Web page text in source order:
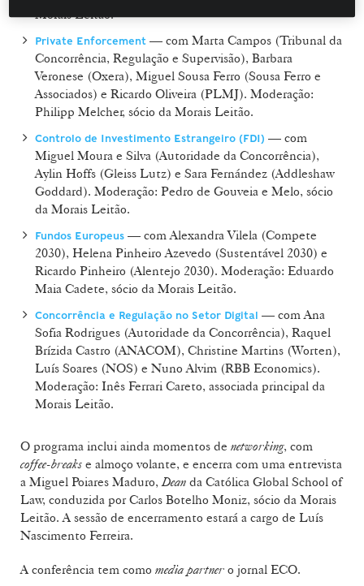
Morais Leitão.
Private Enforcement — com Marta Campos (Tribunal da
Concorrência, Regulação e Supervisão), Barbara
Veronese (Oxera), Miguel Sousa Ferro (Sousa Ferro e
Associados) e Ricardo Oliveira (PLMJ). Moderação:
Philipp Melcher, sócio da Morais Leitão.
Controlo de Investimento Estrangeiro (FDI) — com
Miguel Moura e Silva (Autoridade da Concorrência),
Aylin Hoffs (Gleiss Lutz) e Sara Fernández (Addleshaw
Goddard). Moderação: Pedro de Gouveia e Melo, sócio
da Morais Leitão.
Fundos Europeus — com Alexandra Vilela (Compete
2030), Helena Pinheiro Azevedo (Sustentável 2030) e
Ricardo Pinheiro (Alentejo 2030). Moderação: Eduardo
Maia Cadete, sócio da Morais Leitão.
Concorrência e Regulação no Setor Digital — com Ana
Sofia Rodrigues (Autoridade da Concorrência), Raquel
Brízida Castro (ANACOM), Christine Martins (Worten),
Luís Soares (NOS) e Nuno Alvim (RBB Economics).
Moderação: Inês Ferrari Careto, associada principal da
Morais Leitão.
O programa inclui ainda momentos de networking, com
coffee-breaks e almoço volante, e encerra com uma entrevista
a Miguel Poiares Maduro,Dean da Católica Global School of
Law, conduzida por Carlos Botelho Moniz, sócio da Morais
Leitão. A sessão de encerramento estará a cargo de Luís
Nascimento Ferreira.
A conferência tem como media partner o jornal ECO.